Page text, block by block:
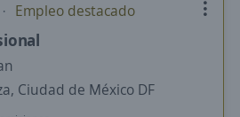
Empleo destacado
Ciudad de México DF